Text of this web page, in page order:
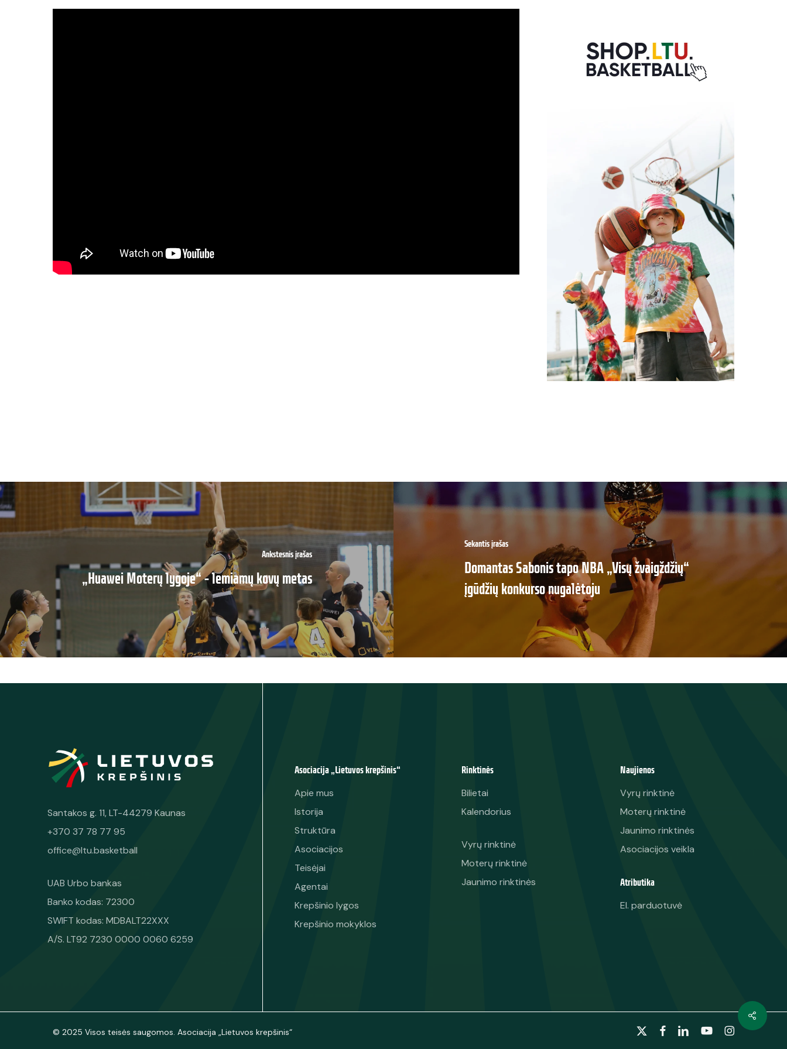
Ankstesnis įrašas
„Huawei Moterų lygoje“ – lemiamų kovų metas
Sekantis įrašas
Domantas Sabonis tapo NBA „Visų žvaigždžių“
įgūdžių konkurso nugalėtoju
Santakos g. 11, LT-44279 Kaunas
+370 37 78 77 95
office@ltu.basketball
UAB Urbo bankas
Banko kodas: 72300
SWIFT kodas: MDBALT22XXX
A/S. LT92 7230 0000 0060 6259
Asociacija „Lietuvos krepšinis“
Apie mus
Istorija
Struktūra
Asociacijos
Teisėjai
Agentai
Krepšinio lygos
Krepšinio mokyklos
Rinktinės
Bilietai
Kalendorius
Vyrų rinktinė
Moterų rinktinė
Jaunimo rinktinės
Naujienos
Vyrų rinktinė
Moterų rinktinė
Jaunimo rinktinės
Asociacijos veikla
Atributika
El. parduotuvė
© 2025 Visos teisės saugomos. Asociacija „Lietuvos krepšinis“
x-
facebooklinkedinyoutubeinstagram